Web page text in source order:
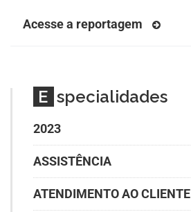
Acesse a reportagem
E specialidades
2023
ASSISTÊNCIA
ATENDIMENTO AO CLIENTE